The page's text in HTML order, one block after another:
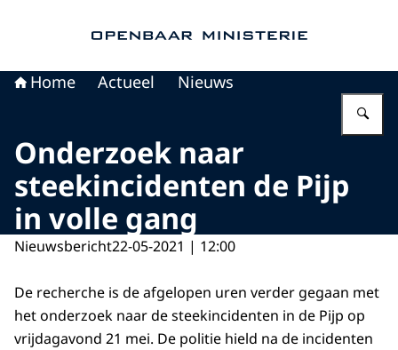
Home Actueel Nieuws
Onderzoek naar
steekincidenten de Pijp
in volle gang
Nieuwsbericht22-05-2021 | 12:00
De recherche is de afgelopen uren verder gegaan met
het onderzoek naar de steekincidenten in de Pijp op
vrijdagavond 21 mei. De politie hield na de incidenten